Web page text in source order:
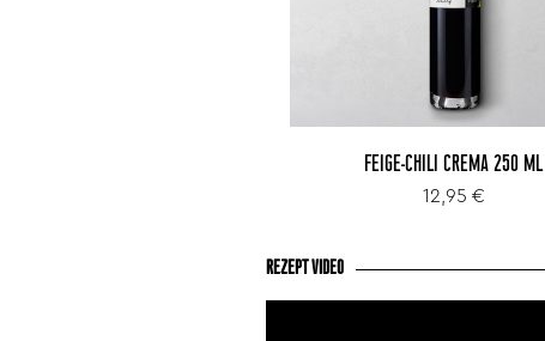
FEIGE-CHILI CREMA 250 ML
12,95 €
REZEPT VIDEO